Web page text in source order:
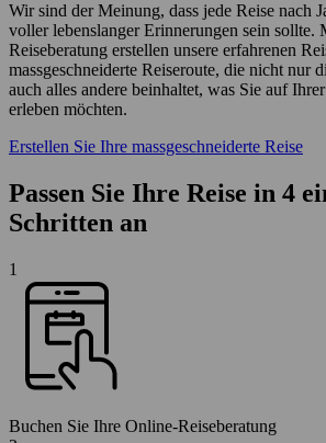
Wir sind der Meinung, dass jede Reise nach
voller lebenslanger Erinnerungen sein sollte.
Reiseberatung erstellen unsere erfahrenen
massgeschneiderte Reiseroute, die nicht nur
auch alles andere beinhaltet, was Sie auf
erleben möchten.
Erstellen Sie Ihre massgeschneiderte Reise
Passen Sie Ihre Reise in 4
Schritten an
1
Buchen Sie Ihre Online-Reiseberatung